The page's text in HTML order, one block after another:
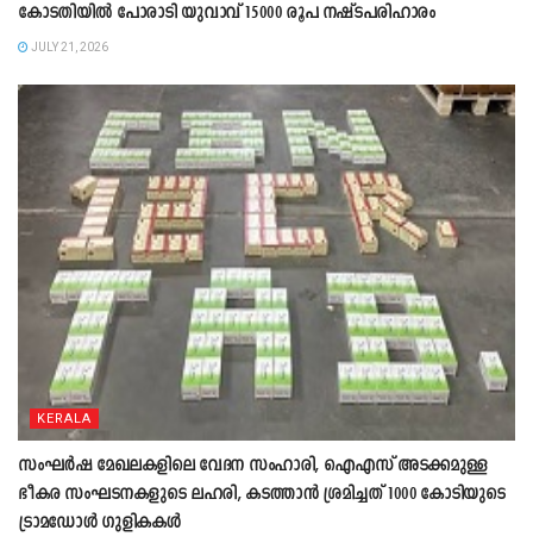
കോടതിയിൽ പോരാടി യുവാവ് 15000 രൂപ നഷ്ടപരിഹാരം
JULY 21, 2026
KERALA
സംഘ‍ർഷ മേഖലകളിലെ വേദന സംഹാരി, ഐഎസ് അടക്കമുള്ള
ഭീകര സംഘടനകളുടെ ലഹരി, കടത്താൻ ശ്രമിച്ചത് 1000 കോടിയുടെ
ട്രാമഡോൾ ഗുളികകൾ